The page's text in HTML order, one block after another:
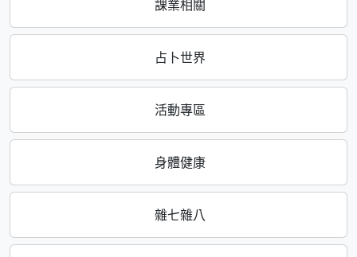
課業相關
占卜世界
活動專區
身體健康
雜七雜八